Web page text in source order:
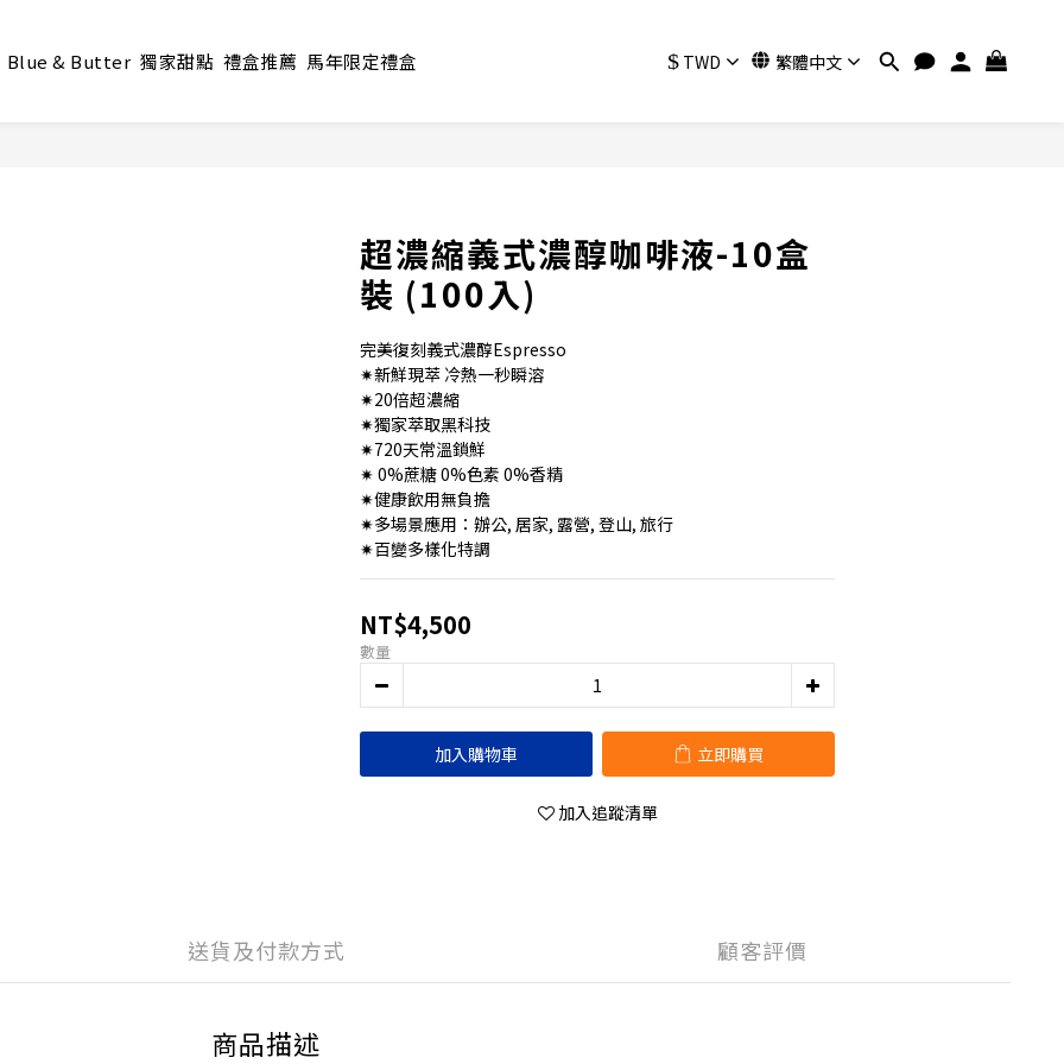
$ TWD 繁體中文
Blue & Butter 獨家甜點 禮盒推薦 馬年限定禮盒
超濃縮義式濃醇咖啡液-10盒
裝 (100入)
完美復刻義式濃醇Espresso
✷新鮮現萃 冷熱一秒瞬溶
✷20倍超濃縮
✷獨家萃取黑科技
✷720天常溫鎖鮮
✷ 0%蔗糖 0%色素 0%香精
✷健康飲用無負擔
✷多場景應用：辦公, 居家, 露營, 登山, 旅行
✷百變多樣化特調
NT$4,500
數量
加入購物車 立即購買
加入追蹤清單
送貨及付款方式 顧客評價
商品描述